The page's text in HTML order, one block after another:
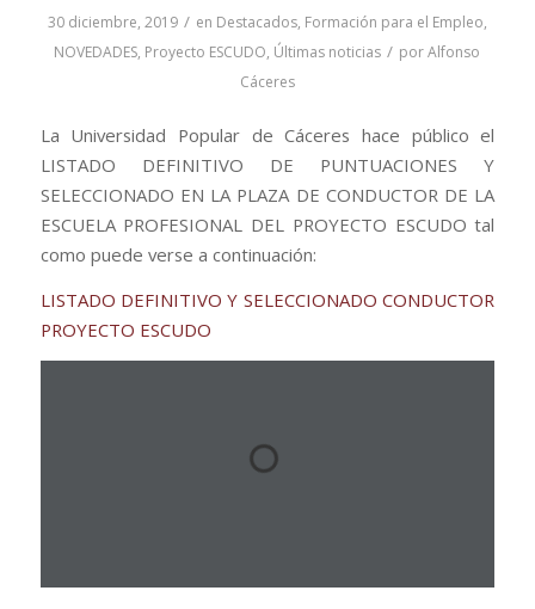
30 diciembre, 2019 / en Destacados, Formación para el Empleo,
NOVEDADES, Proyecto ESCUDO, Últimas noticias / porAlfonso
Cáceres
La Universidad Popular de Cáceres hace público el
LISTADO DEFINITIVO DE PUNTUACIONES Y
SELECCIONADO EN LA PLAZA DE CONDUCTOR DE LA
ESCUELA PROFESIONAL DEL PROYECTO ESCUDO tal
como puede verse a continuación:
LISTADO DEFINITIVO Y SELECCIONADO CONDUCTOR
PROYECTO ESCUDO